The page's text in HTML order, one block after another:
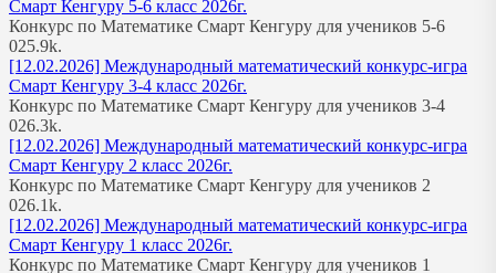
Смарт Кенгуру 5-6 класс 2026г.
Конкурс по Математике Смарт Кенгуру для учеников 5-6
025.9k.
[12.02.2026] Международный математический конкурс-игра
Смарт Кенгуру 3-4 класс 2026г.
Конкурс по Математике Смарт Кенгуру для учеников 3-4
026.3k.
[12.02.2026] Международный математический конкурс-игра
Смарт Кенгуру 2 класс 2026г.
Конкурс по Математике Смарт Кенгуру для учеников 2
026.1k.
[12.02.2026] Международный математический конкурс-игра
Смарт Кенгуру 1 класс 2026г.
Конкурс по Математике Смарт Кенгуру для учеников 1